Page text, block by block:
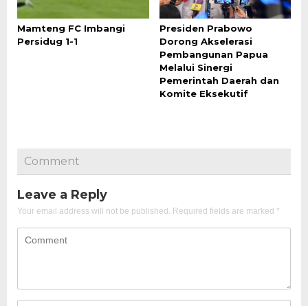
Mamteng FC Imbangi
Persidug 1-1
Presiden Prabowo
Dorong Akselerasi
Pembangunan Papua
Melalui Sinergi
Pemerintah Daerah dan
Komite Eksekutif
Comment
Leave a Reply
Your email address will not be published. Required fields are marked *